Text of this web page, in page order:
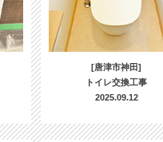
[唐津市神田]
トイレ交換工事
2025.09.12